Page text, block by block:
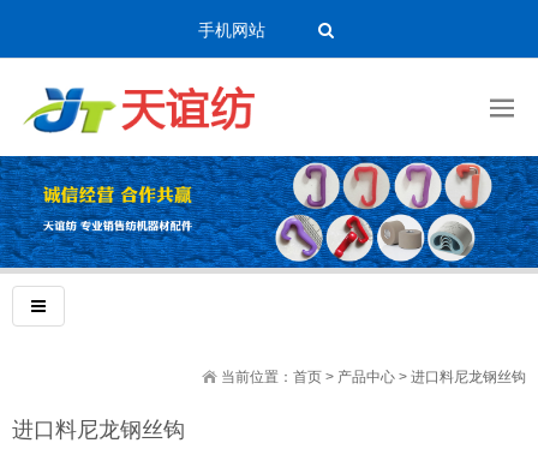
手机网站
当前位置： 首页 > 产品中心 > 进口料尼龙钢丝钩
进口料尼龙钢丝钩